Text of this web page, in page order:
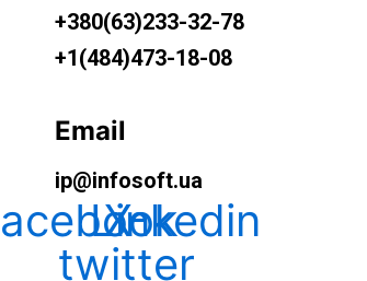
+380(63)233-32-78
+1(484)473-18-08
Email
ip@infosoft.ua
X-
twitter
Linkedin